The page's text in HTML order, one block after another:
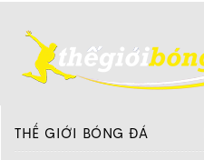
THẾ GIỚI BÓNG ĐÁ